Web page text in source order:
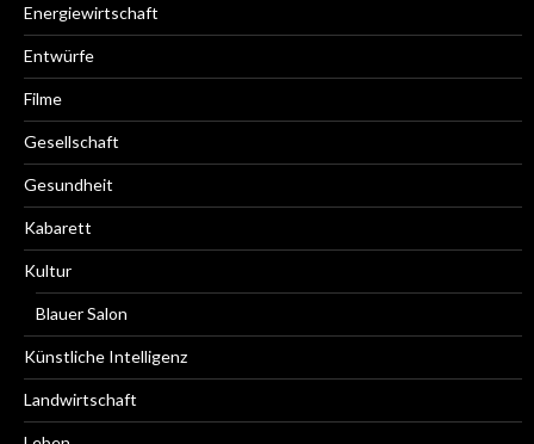
Energiewirtschaft
Entwürfe
Filme
Gesellschaft
Gesundheit
Kabarett
Kultur
Blauer Salon
Künstliche Intelligenz
Landwirtschaft